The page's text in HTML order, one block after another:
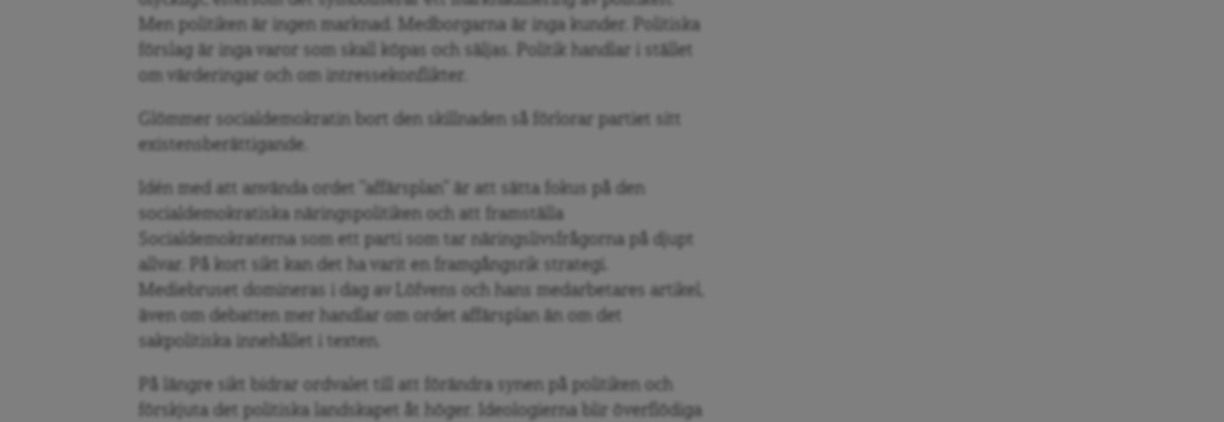
Men politiken är ingen marknad. Medborgarna är inga kunder. Politiska
förslag är inga varor som skall köpas och säljas. Politik handlar i stället
om värderingar och om intressekonflikter.
Glömmer socialdemokratin bort den skillnaden så förlorar partiet sitt
existensberättigande.
Idén med att använda ordet ”affärsplan” är att sätta fokus på den
socialdemokratiska näringspolitiken och att framställa
Socialdemokraterna som ett parti som tar näringslivsfrågorna på djupt
allvar. På kort sikt kan det ha varit en framgångsrik strategi.
Mediebruset domineras i dag av Löfvens och hans medarbetares artikel,
även om debatten mer handlar om ordet affärsplan än om det
sakpolitiska innehållet i texten.
På längre sikt bidrar ordvalet till att förändra synen på politiken och
förskjuta det politiska landskapet åt höger. Ideologierna blir överflödiga